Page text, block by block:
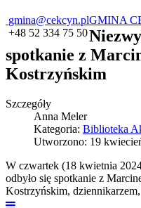
gmina@cekcyn.pl
+48 52 334 75 50
GMINA
spotkanie z
Kostrzyńskim
Szczegóły
Anna Meler
Kategoria: Biblioteka
Utworzono: 19
W czwartek (18 kwietnia
odbyło się spotkanie z
Kostrzyńskim, dziennikarzem,